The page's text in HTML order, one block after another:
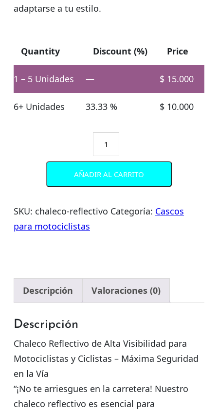
adaptarse a tu estilo.
Quantity Discount (%) Price
1 – 5 Unidades — $ 15.000
6+ Unidades 33.33 % $ 10.000
Chaleco
Reflectivo
tipo
arnes
AÑADIR AL CARRITO
SKU: chaleco-reflectivo Categoría: Cascos
para motociclistas
Descripción Valoraciones (0)
Descripción
Chaleco Reflectivo de Alta Visibilidad para
Motociclistas y Ciclistas – Máxima Seguridad
en la Vía
“¡No te arriesgues en la carretera! Nuestro
chaleco reflectivo es esencial para